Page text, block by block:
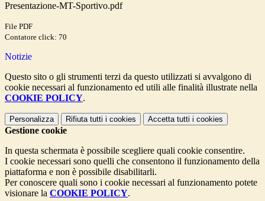
Presentazione-MT-Sportivo.pdf
File PDF
Contatore click: 70
Notizie
Questo sito o gli strumenti terzi da questo utilizzati si avvalgono di
cookie necessari al funzionamento ed utili alle finalità illustrate nella
COOKIE POLICY.
Personalizza Rifiuta tutti i cookies Accetta tutti i cookies
Gestione cookie
In questa schermata è possibile scegliere quali cookie consentire.
I cookie necessari sono quelli che consentono il funzionamento della
piattaforma e non è possibile disabilitarli.
Per conoscere quali sono i cookie necessari al funzionamento potete
visionare la COOKIE POLICY.